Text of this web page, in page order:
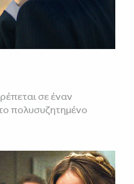
σε έναν
πολυσυζητημένο